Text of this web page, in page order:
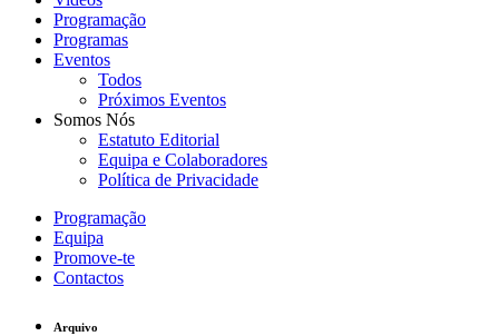
Programação
Programas
Eventos
Todos
Próximos Eventos
Somos Nós
Estatuto Editorial
Equipa e Colaboradores
Política de Privacidade
Programação
Equipa
Promove-te
Contactos
Arquivo